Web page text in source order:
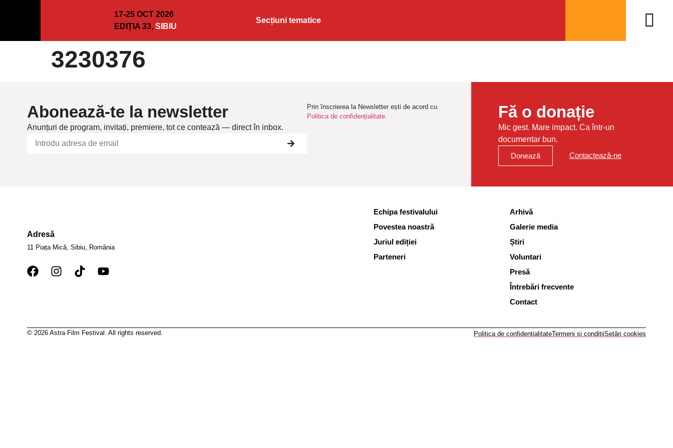
17-25 OCT 2026
EDIȚIA 33,SIBIU
Secțiuni tematice
3230376
Abonează-te la newsletter
Anunțuri de program, invitați, premiere, tot ce contează — direct în inbox.
Prin înscrierea la Newsletter ești de acord cu
Politica de confidențialitate.
Fă o donație
Mic gest. Mare impact. Ca într-un
documentar bun.
Donează
Contactează-ne
Adresă
11 Piața Mică, Sibiu, România
Echipa festivalului
Povestea noastră
Juriul ediției
Parteneri
Arhivă
Galerie media
Știri
Voluntari
Presă
Întrebări frecvente
Contact
© 2026 Astra Film Festival. All rights reserved. Politica de confidențialitateTermeni și condițiiSetări cookies